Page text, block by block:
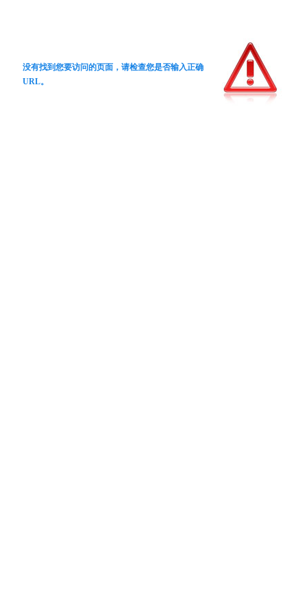
没有找到您要访问的页面，请检查您是否输入正确
URL。